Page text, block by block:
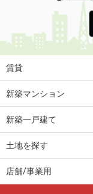
賃貸
新築マンション
新築一戸建て
土地を探す
店舗/事業用